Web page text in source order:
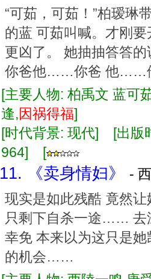
“可茹，可茹！”柏瑷琳
的蓝 可茹叫喊。才刚
更凶了。 她抽抽答答
你爸他……你爸 他……
[主要人物: 柏禹文 蓝
逢,因祸得福]
[时代背景: 现代] [出
964] [
11. 《卖身情妇》
-
现实是如此残酷 竟然
只剩下自杀一途…… 去
幸免 本来以为这只是
的机会……